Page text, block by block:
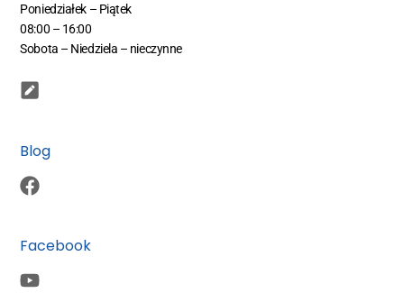
Poniedziałek – Piątek
08:00 – 16:00
Sobota – Niedziela – nieczynne
Blog
Facebook